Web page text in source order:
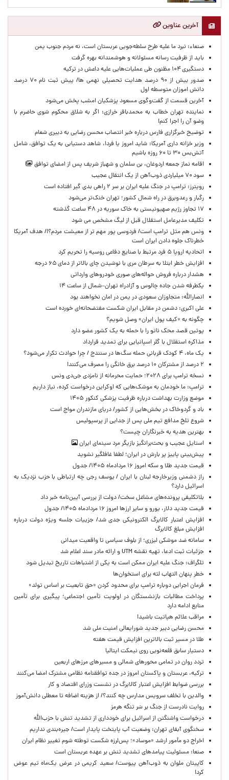
آخرین عناوین
صنعاء: نبرد ما علیه طرح سلطه‌جویی عربستان است، نه مردم جنوب یمن
باید از ظرفیت رسانه مسئولانه و هوشمندانه بهره گرفت
دستگیری ۱۰۴ مظنون طی عملیات‌هایی علیه داعش در ترکیه
صدور بیش از ۹۰ درصد هدایت تحصیلی نهمی ها/ پیش ثبت نام ۷۰ درصد
دانش اموزان متوسطه اول
آخرین قسمت از گفت‌وگوی مسعود پزشکیان امشب پخش می‌شود
نماینده تهران خطاب به محمدباقر خرازی: اگر به شلاق محکوم شوی حاضرم با
وضو آن را اجرا کنم!
توضیح خبرگزاری فارس درباره خبر انتصاب محسن رضایی به دبیری شعام
وزیر خزانه داری آمریکا: شاید امروز یا فردا، شاهد دستیابی به یک توافق، شامل
آتش‌بس ۳۰ تا ۶۰ روزه باشیم
اقامه نماز جمعه اردوغان، بن ‌سلمان و شهباز شریف پس از امضای توافق
سود ۷۰ میلیاردی ذوب‌آهن از یک انتقال عجیب
رویترز: ترامپ در جنگ علیه ایران بر سر ۲ راهی بدی گیر افتاده است
رگبار و رعدوبرق در راه شمال کشور؛ تهران خنک‌تر می‌شود
۱۷ تجاوز رژیم صهیونیستی به خاک سوریه در ۴۸ ساعت گذشته
تکلیف مدیرعامل استقلال قبل از لیگ مشخص می شود
ونس هم مثل ترامپ است/ فردوسی پور مهم تر از معیشت مردم؟!/ هدف آمریکا
خطرناک جلوه دادن ایران است
اتحادیه اروپا ۵ فرد مرتبط با صنایع دفاعی روسیه را تحریم کرد
افزایش خطر ابتلا به سرطان مری با نوشیدن چای بالاتر از دمای ۶۵ درجه
هشدار درباره فروش حواله‌های صوری خودروهای وارداتی
یکطرفه شدن جاده چالوس و آزادراه تهران–شمال از ساعت ۱۴
انصارالله: متجاوزان سعودی در یمن در امان نخواهند بود
علی اکبری: دشمن در مقابل ایران شکست مفتضحانه‌ای خورده است
چگونه به «کیف پول ایران» وصل شویم؟
پوتین قصد محک ناتو را با حمله به یک کشور عضو دارد
مذاکره استقلال با گلر اسپانیایی برای تمدید قرارداد
یک ماه، ۴ کودک قربانی حمله سگ‌ها در سنندج / چرا حوادث تکرار می‌شود؟
۲ درصد از مشترکان ۱۰ درصد برق خانگی را مصرف می‌کنند!
نسخه ترامپ برای ۲۰۲۸؛ حمایت محرمانه از نامزدی جی‌دی ونس
ترامپ: ما خودمان به موشک‌هایی که اوکراین درخواست کرده، نیاز داریم
موضع وزارت بهداشت درباره ظرفیت پزشکی کنکور ۱۴۰۵
باد و گردوخاک در بخش‌هایی از کشور/ دریای مازندران مواج است
شروع تلخ مدافع تیم ملی پس از جدایی از پرسپولیس
بهترین هدیه به خبرنگاران چیست؟
استایل عجیب و بحث‌برانگیز بازیگر مرد سینمای ایران
پیش‌بینی پاییز پر بارش در ایران؛ لطفا غافلگیر نشوید
قیمت جدید طلا و سکه امروز ۱۶ مردادماه ۱۴۰۵/ جدول
راز دشمنی وزیرخارجه لبنان با ایران / یوسف رجی چه ارتباطی با حزب نزدیک به
اسرائیل دارد؟
بلاتکلیفی پرونده‌های مشاغل سخت/ دولت از بررسی آیین‌نامه خبر داد
قیمت جدید دلار، یورو و سایر ارزها امروز ۱۶ مردادماه ۱۴۰۵/ جدول
افزایش اعتبار کالابرگ الکترونیکی جدی شد/ جزییات جلسه ویژه دولت درباره
افزایش مبلغ کالابرگ
سامانه ضد موشکی لیزری؛ از بلوف سیاسی تا واقعیت میدانی
جزئیات ثبت ادعا، تهیه نقشه UTM و ارائه مادر سند اعلام شد
تلگراف: جنگ علیه ایران ممکن است به یکی از اشتباهات تاریخ تبدیل شود
خطر پنهان التهاب لثه برای استخوان‌ها
فرمان اجرایی دوباره ترامپ برای محدود کردن «حق تابعیت بر اساس تولد»
پرداخت مطالبات بازنشستگان در اولویت تأمین اجتماعی؛ پیگیری برای تأمین
منابع ادامه دارد
مراقب علائم هپاتیت باشید!
محسن رضایی دبیر جدید شورایعالی امنیت ملی شد
طلا در مسیر ثبت بالاترین افزایش قیمت هفته
دستیار سابق قلعه‌نویی روی نیمکت ایتالیا
تردد روان در تمامی محورهای شمالی و مسیرهای مرزهای اربعین
ترکیه، عربستان و پاکستان امروز در جده توافقنامه نظامی مشترک امضا می‌کنند
بررسی ضوابط افزایش اعتبار کالابرگ در نشست وزرای اقتصاد و کار
والدین با تخلف سرویس مدارس چه کنند؟/ از هزینه اضافه تا معطلی دانش‌آموز
روایت نادرست از جنگ بر سَر تنگه هرمز
درخواست واشنگتن از اسرائیل برای خودداری از تشدید تنش با حزب‌الله
سخنگوی آبفای تهران: وضعیت آب پایتخت پایدار است/ جیره‌بندی نداریم
اخراج دو مأمور ارشد «موساد»؛ پس‌لرزه شکست توطئه شوم تغییر نظام ایران
صنعا: مسئولیت پیامدهای تشدید تنش بر عهده عربستان است
کاپیتان ملوان به ذوب‌آهن پیوست/ سعید کریمی در عرض یک‌ماه تیم عوض
کرد!